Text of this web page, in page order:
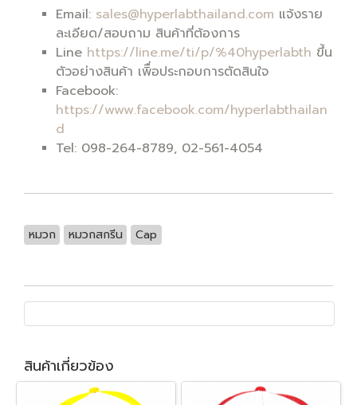
Email: sales@hyperlabthailand.com แจ้งราย
ละเอียด/สอบถาม สินค้าที่ต้องการ
Line https://line.me/ti/p/%40hyperlabth ขึ้น
ตัวอย่างสินค้า เพิื่อประกอบการตัดสินใจ
Facebook:
https://www.facebook.com/hyperlabthailan
d
Tel: 098-264-8789, 02-561-4054
หมวก หมวกสกรีน Cap
สินค้าเกี่ยวข้อง